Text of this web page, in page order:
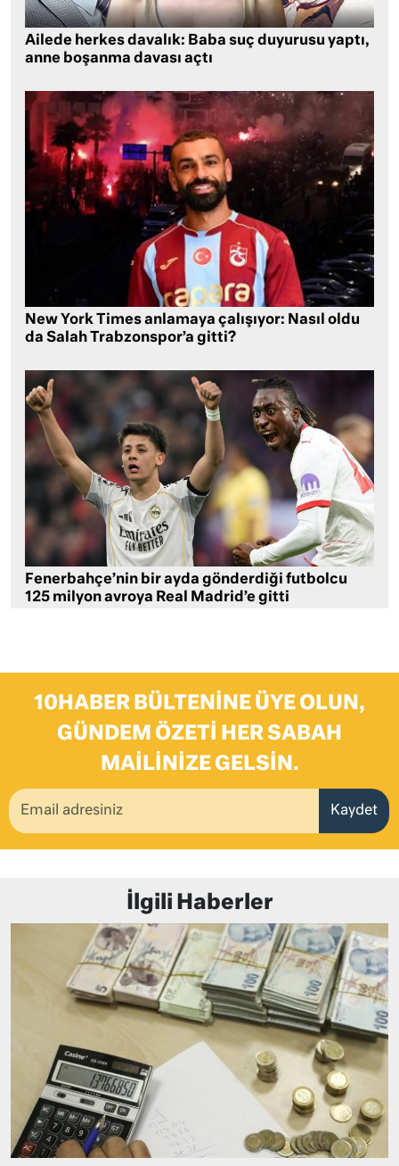
Ailede herkes davalık: Baba suç duyurusu yaptı,
anne boşanma davası açtı
New York Times anlamaya çalışıyor: Nasıl oldu
da Salah Trabzonspor’a gitti?
Fenerbahçe’nin bir ayda gönderdiği futbolcu
125 milyon avroya Real Madrid’e gitti
10HABER BÜLTENINE ÜYE OLUN,
GÜNDEM ÖZETI HER SABAH
MAILINIZE GELSIN.
Kaydet
İlgili Haberler